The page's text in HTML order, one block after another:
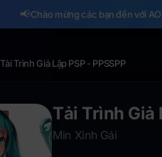
📢Chào mừng các bạn đến với
Tải Trình Giả Lập PSP - PPSSPP
Tải Trình Giả
Min Xinh Gái